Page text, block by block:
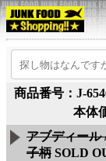
商品番号：J-
本体
アブディー
子柄 SOLD